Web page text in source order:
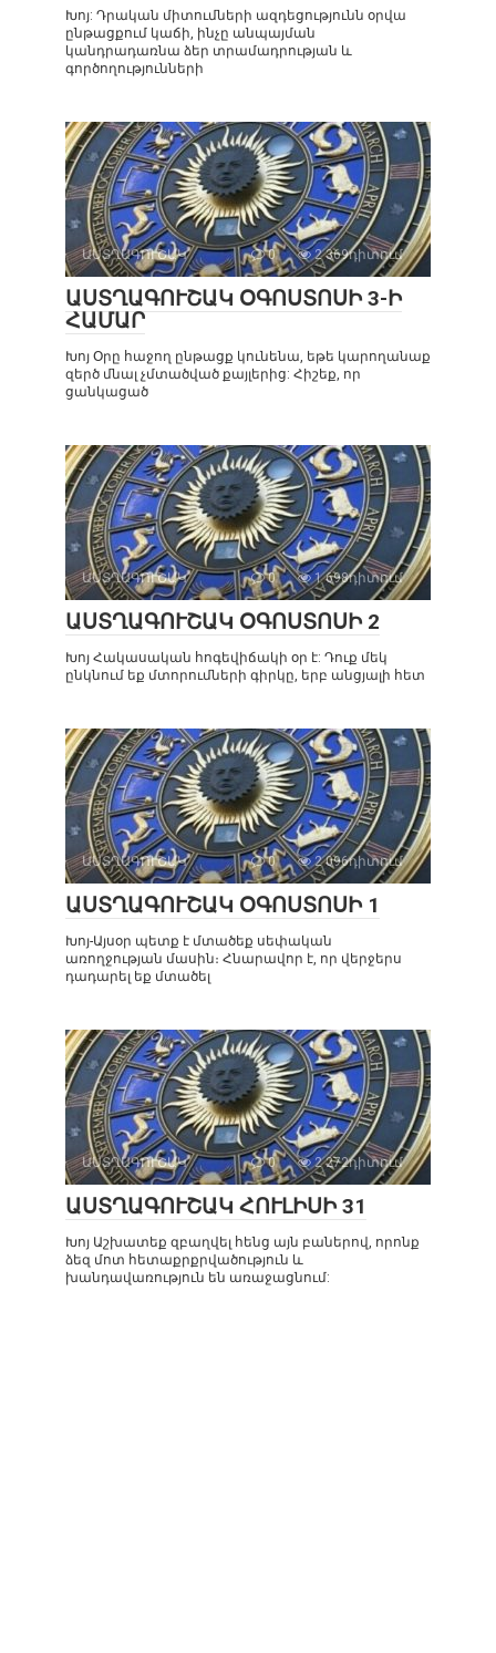
Խոյ: Դրական միտումների ազդեցությունն օրվա
ընթացքում կաճի, ինչը անպայման
կանդրադառնա ձեր տրամադրության և
գործողությունների
ԱՍՏՂԱԳՈՒՇԱԿ 0 2 369դիտում
ԱՍՏՂԱԳՈՒՇԱԿ ՕԳՈՍՏՈՍԻ 3-Ի
ՀԱՄԱՐ
Խոյ Օրը հաջող ընթացք կունենա, եթե կարողանաք
զերծ մնալ չմտածված քայլերից: Հիշեք, որ
ցանկացած
ԱՍՏՂԱԳՈՒՇԱԿ 0 1 698դիտում
ԱՍՏՂԱԳՈՒՇԱԿ ՕԳՈՍՏՈՍԻ 2
Խոյ Հակասական հոգեվիճակի օր է: Դուք մեկ
ընկնում եք մտորումների գիրկը, երբ անցյալի հետ
ԱՍՏՂԱԳՈՒՇԱԿ 0 2 096դիտում
ԱՍՏՂԱԳՈՒՇԱԿ ՕԳՈՍՏՈՍԻ 1
Խոյ-Այսօր պետք է մտածեք սեփական
առողջության մասին։ Հնարավոր է, որ վերջերս
դադարել եք մտածել
ԱՍՏՂԱԳՈՒՇԱԿ 0 2 272դիտում
ԱՍՏՂԱԳՈՒՇԱԿ ՀՈՒԼԻՍԻ 31
Խոյ Աշխատեք զբաղվել հենց այն բաներով, որոնք
ձեզ մոտ հետաքրքրվածություն և
խանդավառություն են առաջացնում: